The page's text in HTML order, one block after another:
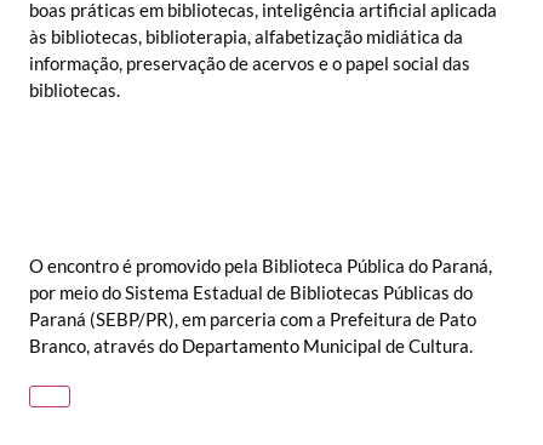
boas práticas em bibliotecas, inteligência artificial aplicada
às bibliotecas, biblioterapia, alfabetização midiática da
informação, preservação de acervos e o papel social das
bibliotecas.
O encontro é promovido pela Biblioteca Pública do Paraná,
por meio do Sistema Estadual de Bibliotecas Públicas do
Paraná (SEBP/PR), em parceria com a Prefeitura de Pato
Branco, através do Departamento Municipal de Cultura.